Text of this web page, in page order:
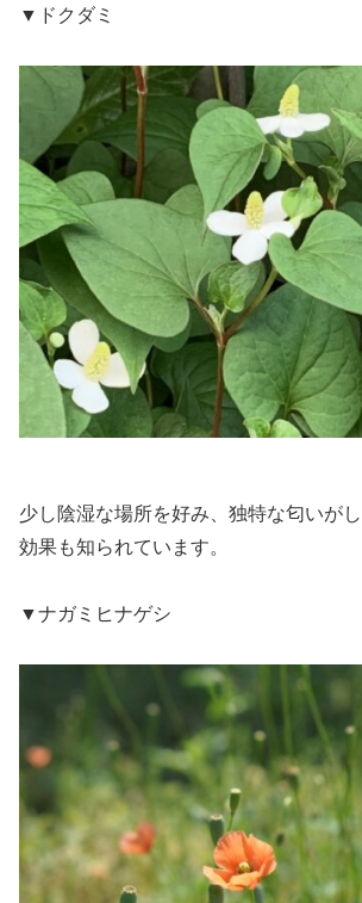
▼ドクダミ
少し陰湿な場所を好み、独特な匂いが
効果も知られています。
▼ナガミヒナゲシ